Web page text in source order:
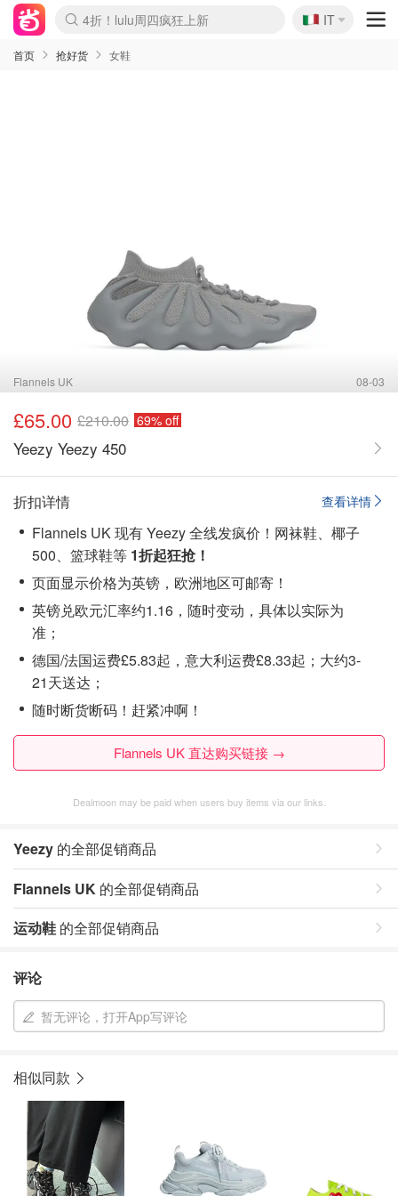
Boticinal 夏促开抢！
4折！lulu周四疯狂上新
速领！Stanley独家85折
Zalando 奥莱闪促！每日更新
🇮🇹
IT
首页 抢好货 女鞋
Flannels UK 08-03
£65.00 £210.00 69% off
Yeezy Yeezy 450
查看详情
折扣详情
Flannels UK 现有 Yeezy 全线发疯价！网袜鞋、椰子
500、篮球鞋等 1折起狂抢！
页面显示价格为英镑，欧洲地区可邮寄！
英镑兑欧元汇率约1.16，随时变动，具体以实际为
准；
德国/法国运费£5.83起，意大利运费£8.33起；大约3-
21天送达；
随时断货断码！赶紧冲啊！
Flannels UK 直达购买链接 →
Dealmoon may be paid when users buy items via our links.
Yeezy 的全部促销商品
Flannels UK 的全部促销商品
运动鞋 的全部促销商品
评论
暂无评论，打开App写评论
相似同款